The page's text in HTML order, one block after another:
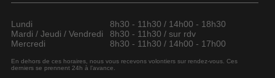
Lundi
8h30 - 11h30 / 14h00 - 18h30
Mardi / Jeudi / Vendredi
8h30 - 11h30 / sur rdv
Mercredi
8h30 - 11h30 / 14h00 - 17h00
En dehors de ces horaires, nous vous recevons volontiers sur rendez-vous. Ces
derniers se prennent 24h à l’avance.